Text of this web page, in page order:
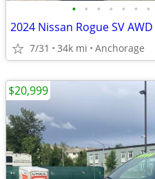
• • • • • • •
2024 Nissan Rogue SV AWD
7/31 34k mi Anchorage
$20,999